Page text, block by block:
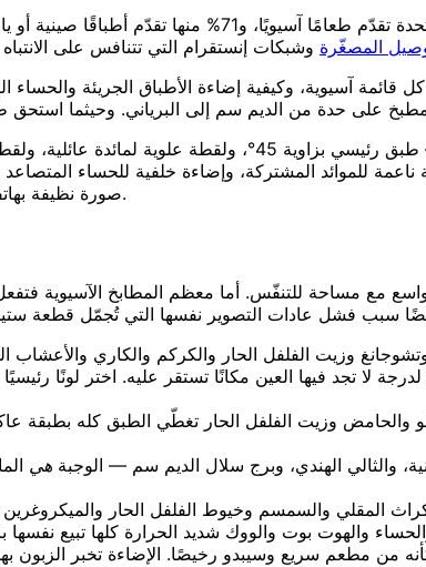
المصغّرة
آسيوية، وكيفية إضاءة الأطباق الجريئة والحساء
يتلخّص تصوير الطعام الآسيوي في أربع لقطات — طبق
ناعمة للموائد المشتركة، وإضاءة خلفية للحساء
صورة نظيفة بهاتفك وأكمِلها بمحرر صور الطعام بالذكاء الاصطناعي في نحو 90 ثانية.
مع مساحة للتنفّس. أما معظم المطابخ الآسيوية
وزيت الفلفل الحار والكركم والكاري
تجد فيها العين مكانًا تستقر عليه. اختر لونًا رئيسيًا
والحامض وزيت الفلفل الحار تغطّي الطبق كله
والثالي الهندي، وبرج سلال الديم سم — الوجبة هي